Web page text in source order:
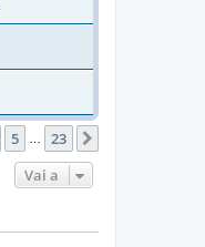
5 23
Vai a